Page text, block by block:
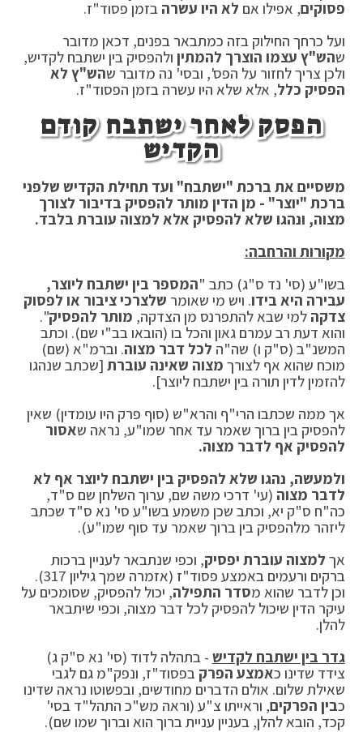
פסוקים, אפילו אם לא היו עשרה בזמן פסוד"ז.
ועל כרחך החילוק בזה כמתבאר בפנים, דכאן מדובר
שהש"ץ עצמו הוצרך להמתין ולהפסיק בין ישתבח לקדיש,
ולכן צריך לחזור על הפס', ובסי' נה מדובר שהש"ץ לא
הפסיק כלל, אלא שלא היו עשרה בזמן הפסוד"ז.
הפסק לאחר ישתבח קודם
הקדיש
משסיים את ברכת "ישתבח" ועד תחילת הקדיש שלפני
ברכת "יוצר" - מן הדין מותר להפסיק בדיבור לצורך
מצוה, ונהגו שלא להפסיק אלא למצוה עוברת בלבד.
מקורות והרחבה:
בשו"ע (סי' נד ס"ג) כתב "המספר בין ישתבח ליוצר,
עבירה היא בידו. ויש מי שאומר שלצרכי ציבור או לפסוק
צדקה למי שבא להתפרנס מן הצדקה, מותר להפסיק".
והוא דעת רב עמרם גאון והכל בו (הובאו בב"י שם). וכתב
המשנ"ב (ס"ק ו) שה"ה לכל דבר מצוה. וברמ"א (שם)
מוכח שהוא אף לצורך מצוה שאינה עוברת [שכתב שנהגו
להזמין לדין תורה בין ישתבח ליוצר].
אך ממה שכתבו הרי"ף והרא"ש (סוף פרק היו עומדין) שאין
להפסיק בין ברוך שאמר עד אחר שמו"ע, נראה שאסור
להפסיק אף לדבר מצוה.
ולמעשה, נהגו שלא להפסיק בין ישתבח ליוצר אף לא
לדבר מצוה (עי' דרכי משה שם, ערוך השלחן שם ס"ד,
כה"ח ס"ק יא, וכתב שכן משמע בשו"ע סי' נא ס"ד שכתב
ליזהר מלהפסיק בין ברוך שאמר עד סוף שמו"ע).
אך למצוה עוברת יפסיק, וכפי שנתבאר לעניין ברכות
ברקים ורעמים באמצע פסוד"ז (אזמרה שמך גיליון 317).
וכן לדבר שהוא מסדר התפילה, יכול להפסיק, שסומכים על
עיקר הדין שיכול להפסיק לכל דבר מצוה, וכפי שיתבאר
להלן.
גדר בין ישתבח לקדיש - בתהלה לדוד (סי' נא ס"ק ג)
צידד שדינו כאמצע הפרק בפסוד"ז, ונפק"מ גם לגבי
שאילת שלום. אולם הדברים מחודשים, ובפשוטו נראה שדינו
כבין הפרקים, וראייתו צ"ע (וראה מש"כ התהל"ד בסי'
קכד, הובא להלן, בעניין עניית ברוך הוא וברוך שמו שם).